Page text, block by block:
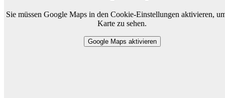
Sie müssen Google Maps in den Cookie-Einstellungen aktivieren,
Karte zu sehen.
Google Maps aktivieren